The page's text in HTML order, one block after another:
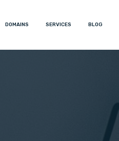
DOMAINS SERVICES BLOG